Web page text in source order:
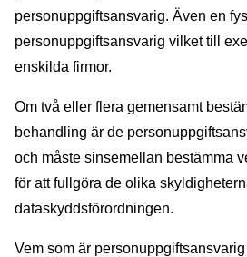
personuppgiftsansvarig. Även en
personuppgiftsansvarig vilket till
enskilda firmor.
Om två eller flera gemensamt
behandling är de
och måste sinsemellan bestämma
för att fullgöra de olika
dataskyddsförordningen.
Vem som är